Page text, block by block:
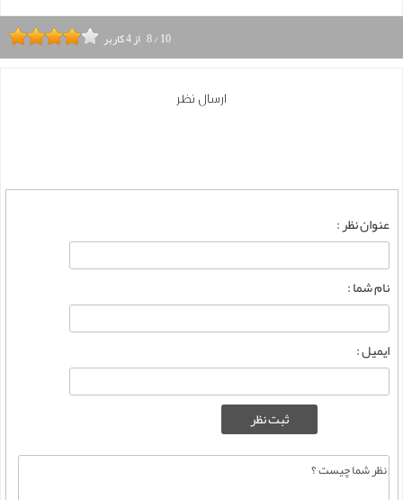
8/10 از4کاربر
ارسال نظر
عنوان نظر :
نام شما :
ایمیل :